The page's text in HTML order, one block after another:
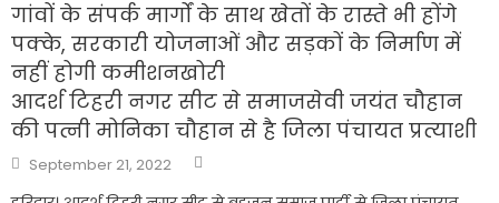
गांवों के संपर्क मार्गों के साथ खेतों के रास्ते भी होंगे
पक्के, सरकारी योजनाओं और सड़कों के निर्माण में
नहीं होगी कमीशनखोरी
आदर्श टिहरी नगर सीट से समाजसेवी जयंत चौहान
की पत्नी मोनिका चौहान से है जिला पंचायत प्रत्याशी
Posted
on
September 21, 2022